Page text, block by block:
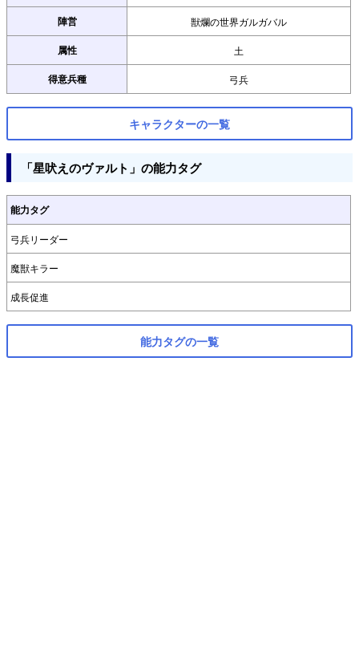
陣営 獣爛の世界ガルガバル
属性 土
得意兵種 弓兵
キャラクターの一覧
「星吠えのヴァルト」の能力タグ
能力タグ
弓兵リーダー
魔獣キラー
成長促進
能力タグの一覧